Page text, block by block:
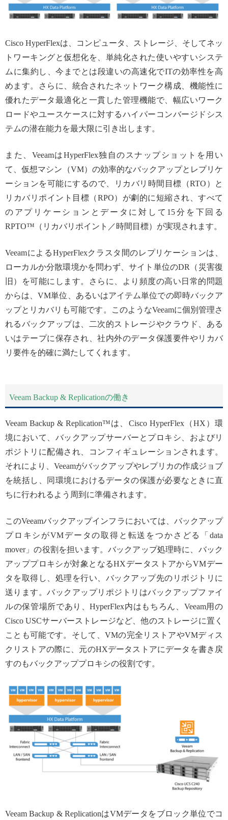
Cisco HyperFlexは、コンピュータ、ストレージ、そしてネッ
トワーキングと仮想化を、単純化された使いやすいシステ
ムに集約し、今までとは段違いの高速化でITの効率性を高
めます。さらに、統合されたネットワーク構成、機能性に
優れたデータ最適化と一貫した管理機能で、幅広いワーク
ロードやユースケースに対するハイパーコンバージドシス
テムの潜在能力を最大限に引き出します。
また、VeeamはHyperFlex独自のスナップショットを用い
て、仮想マシン（VM）の効率的なバックアップとレプリケ
ーションを可能にするので、リカバリ時間目標（RTO）と
リカバリポイント目標（RPO）が劇的に短縮され、すべて
のアプリケーションとデータに対して15分を下回る
RPTO™（リカバリポイント／時間目標）が実現されます。
VeeamによるHyperFlexクラスタ間のレプリケーションは、
ローカルか分散環境かを問わず、サイト単位のDR（災害復
旧）を可能にします。さらに、より頻度の高い日常的問題
からは、VM単位、あるいはアイテム単位での即時バックア
ップとリカバリも可能です。このようなVeeamに個別管理さ
れるバックアップは、二次的ストレージやクラウド、ある
いはテープに保存され、社内外のデータ保護要件やリカバ
リ要件を的確に満たしてくれます。
Veeam Backup & Replicationの働き
Veeam Backup & Replication™は、Cisco HyperFlex（HX）環
境において、バックアップサーバーとプロキシ、およびリ
ポジトリに配備され、コンフィギュレーションされます。
それにより、Veeamがバックアップやレプリカの作成ジョブ
を統括し、同環境におけるデータの保護が必要なときに直
ちに行われるよう周到に準備されます。
このVeeamバックアップインフラにおいては、バックアップ
プロキシがVMデータの取得と転送をつかさどる「data
mover」の役割を担います。バックアップ処理時に、バック
アッププロキシが対象となるHXデータストアからVMデー
タを取得し、処理を行い、バックアップ先のリポジトリに
送ります。バックアップリポジトリはバックアップファイ
ルの保管場所であり、HyperFlex内はもちろん、Veeam用の
Cisco USCサーバーストレージなど、他のストレージに置く
ことも可能です。そして、VMの完全リストアやVMディス
クリストアの際に、元のHXデータストアにデータを書き戻
すのもバックアッププロキシの役割です。
Veeam Backup & ReplicationはVMデータをブロック単位でコ